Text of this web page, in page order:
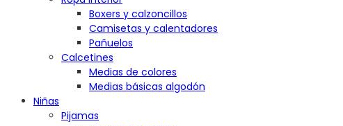
Boxers y calzoncillos
Camisetas y calentadores
Pañuelos
Calcetines
Medias de colores
Medias básicas algodón
Niñas
Pijamas